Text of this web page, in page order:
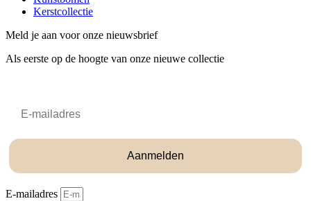
Kerstcollectie
Meld je aan voor onze nieuwsbrief
Als eerste op de hoogte van onze nieuwe collectie
Aanmelden
E-mailadres